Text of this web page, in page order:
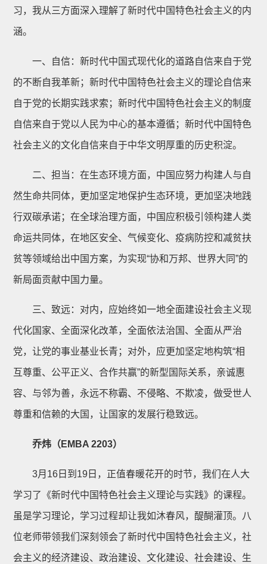
习，我从三方面深入理解了新时代中国特色社会主义的内
涵。
一、自信：新时代中国式现代化的道路自信来自于党
的不断自我革新；新时代中国特色社会主义的理论自信来
自于党的长期实践求索；新时代中国特色社会主义的制度
自信来自于党以人民为中心的基本遵循；新时代中国特色
社会主义的文化自信来自于中华文明厚重的历史积淀。
二、担当：在生态环境方面，中国应努力构建人与自
然生命共同体，更加坚定地保护生态环境，更加坚决地践
行双碳承诺；在全球治理方面，中国应积极引领构建人类
命运共同体，在地区安全、气候变化、疫病防控和减贫扶
贫等领域给出中国方案，为实现“协和万邦、世界大同”的
新局面贡献中国力量。
三、致远：对内，应始终如一地全面建设社会主义现
代化国家、全面深化改革，全面依法治国、全面从严治
党，让党的事业基业长青；对外，应更加坚定地构筑“相
互尊重、公平正义、合作共赢”的新型国际关系，亲诚惠
容、与邻为善，永远不称霸、不侵略、不欺凌，做受世人
尊重和信赖的大国，让国家的发展行稳致远。
乔炜（EMBA 2203）
3月16日到19日，正值春暖花开的时节，我们在人大
学习了《新时代中国特色社会主义理论与实践》的课程。
虽是学习理论，学习过程却让我如沐春风，醍醐灌顶。八
位老师带领我们深刻领会了新时代中国特色社会主义，社
会主义的经济建设、政治建设、文化建设、社会建设、生